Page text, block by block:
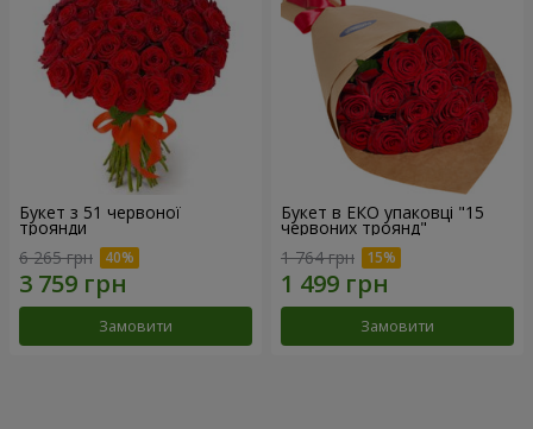
Букет з 51 червоної
троянди
6 265 грн
Замовити
Букет в ЕКО упаковці "15
червоних троянд"
1 764 грн
Замовити